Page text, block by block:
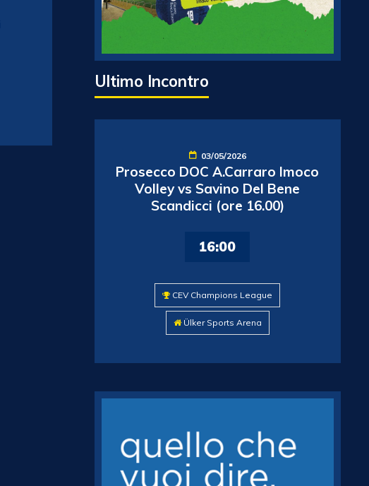
Ultimo Incontro
03/05/2026
Prosecco DOC A.Carraro Imoco
Volley vs Savino Del Bene
Scandicci (ore 16.00)
16:00
CEV Champions League
Ülker Sports Arena